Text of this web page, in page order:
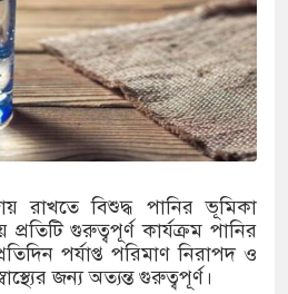
দেওবন্দের
ময়ূখ রঞ্জন
বিরুদ্ধে
রাখতে বিশুদ্ধ পানির ভূমিকা
গুরুত্বপূর্ণ কার্যক্রম পানির
পর্যাপ্ত পরিমাণ নিরাপদ ও
জন্য অত্যন্ত গুরুত্বপূর্ণ।